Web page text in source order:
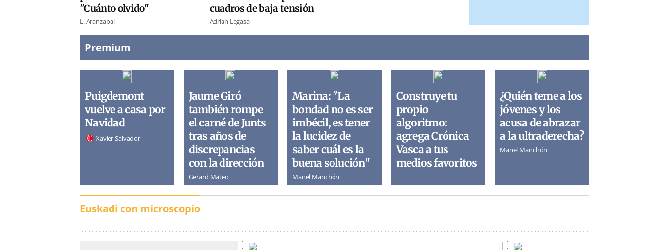
"Cuánto olvido"
L. Aranzabal
cuadros de baja tensión
Adrián Legasa
Premium
Puigdemont
vuelve a casa por
Navidad
Xavier Salvador
Jaume Giró
también rompe
el carné de Junts
tras años de
discrepancias
con la dirección
Gerard Mateo
Marina: "La
bondad no es ser
imbécil, es tener
la lucidez de
saber cuál es la
buena solución"
Manel Manchón
Construye tu
propio
algoritmo:
agrega Crónica
Vasca a tus
medios favoritos
¿Quién teme a los
jóvenes y los
acusa de abrazar
a la ultraderecha?
Manel Manchón
Euskadi con microscopio